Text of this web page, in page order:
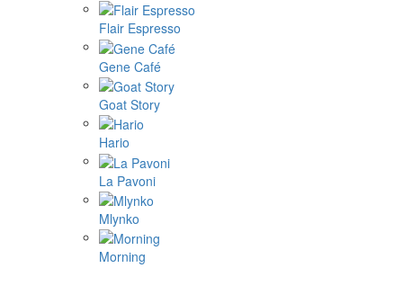
Flair Espresso
Gene Café
Goat Story
Hario
La Pavoni
Mlynko
Morning